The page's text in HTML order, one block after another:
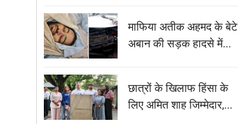
माफिया अतीक अहमद के बेटे
अबान की सड़क हादसे में...
छात्रों के खिलाफ हिंसा के
लिए अमित शाह जिम्मेदार,...